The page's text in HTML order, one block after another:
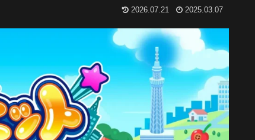
2026.07.21 2025.03.07